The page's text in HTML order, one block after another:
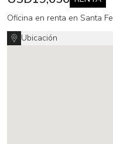
Oficina en renta en Santa Fe
Ubicación